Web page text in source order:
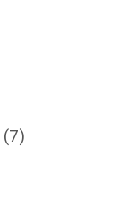
(7)